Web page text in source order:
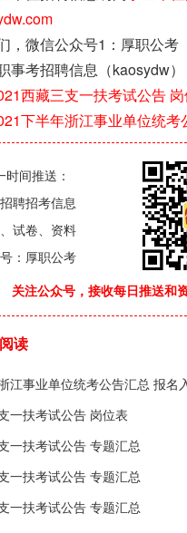
，微信公众号1：厚职公考
事考招聘信息（kaosydw）
西藏三支一扶考试公告
下半年浙江事业单位统考
时间推送：
聘招考信息
试卷、资料
：厚职公考
关注公众号，接收每日推送和
读
江事业单位统考公告汇总 报名
一扶考试公告 岗位表
一扶考试公告 专题汇总
一扶考试公告 专题汇总
一扶考试公告 专题汇总